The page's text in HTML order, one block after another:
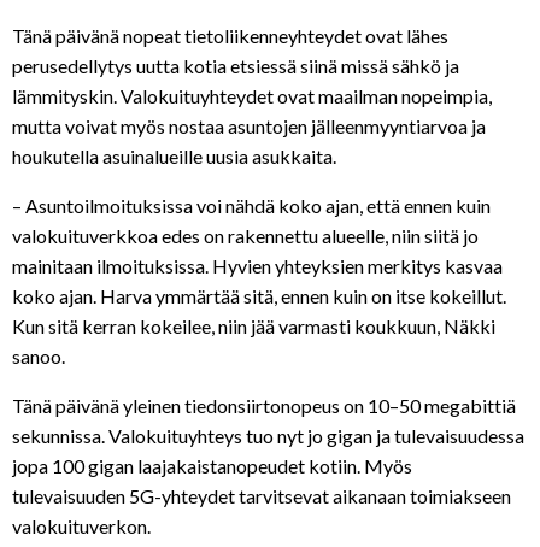
Tänä päivänä nopeat tietoliikenneyhteydet ovat lähes
perusedellytys uutta kotia etsiessä siinä missä sähkö ja
lämmityskin. Valokuituyhteydet ovat maailman nopeimpia,
mutta voivat myös nostaa asuntojen jälleenmyyntiarvoa ja
houkutella asuinalueille uusia asukkaita.
– Asuntoilmoituksissa voi nähdä koko ajan, että ennen kuin
valokuituverkkoa edes on rakennettu alueelle, niin siitä jo
mainitaan ilmoituksissa. Hyvien yhteyksien merkitys kasvaa
koko ajan. Harva ymmärtää sitä, ennen kuin on itse kokeillut.
Kun sitä kerran kokeilee, niin jää varmasti koukkuun, Näkki
sanoo.
Tänä päivänä yleinen tiedonsiirtonopeus on 10–50 megabittiä
sekunnissa. Valokuituyhteys tuo nyt jo gigan ja tulevaisuudessa
jopa 100 gigan laajakaistanopeudet kotiin. Myös
tulevaisuuden 5G-yhteydet tarvitsevat aikanaan toimiakseen
valokuituverkon.